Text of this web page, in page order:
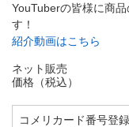
YouTuberの皆様に商
す！
紹介動画はこちら
ネット販売
価格（税込）
コメリカード番号登